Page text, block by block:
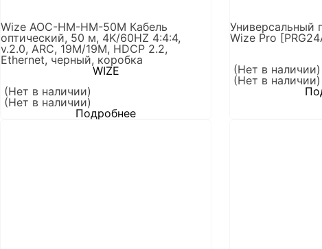
Wize AOC-HM-HM-50M Кабель
оптический, 50 м, 4K/60HZ 4:4:4,
v.2.0, ARC, 19M/19M, HDCP 2.2,
Ethernet, черный, коробка
WIZE
(Нет в наличии)
(Нет в наличии)
Подробнее
Универсальный
Wize Pro
(Нет в наличии)
(Нет в наличии)